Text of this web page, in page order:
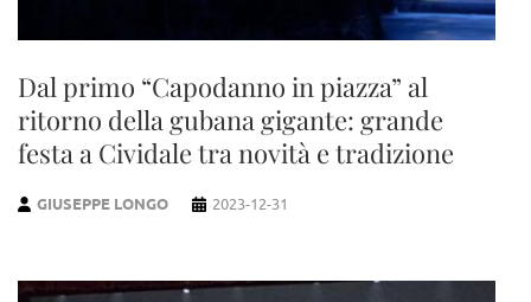
Dal primo “Capodanno in piazza” al
ritorno della gubana gigante: grande
festa a Cividale tra novità e tradizione
GIUSEPPE LONGO 2023-12-31